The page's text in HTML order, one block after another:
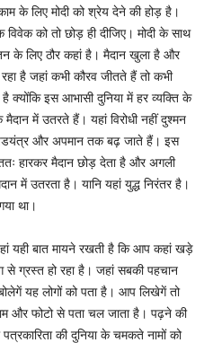
के लिए मोदी को श्रेय देने की होड़ है।
को तो छोड़ ही दीजिए। मोदी के साथ
के लिए ठौर कहां है। मैदान खुला है और
है जहां कभी कौरव जीतते हैं तो कभी
क्योंकि इस आभासी दुनिया में हर व्यक्ति के
में उतरते हैं। यहां विरोधी नहीं दुश्मन
षडयंत्र और अपमान तक बढ़ जाते हैं। इस
हारकर मैदान छोड़ देता है और अगली
में उतरता है। यानि यहां युद्ध निरंतर है।
था।
यही बात मायने रखती है कि आप कहां खड़े
से ग्रस्त हो रहा है। जहां सबकी पहचान
यह लोगों को पता है। आप लिखेगें तो
और फोटो से पता चल जाता है। पढ़ने की
की दुनिया के चमकते नामों को